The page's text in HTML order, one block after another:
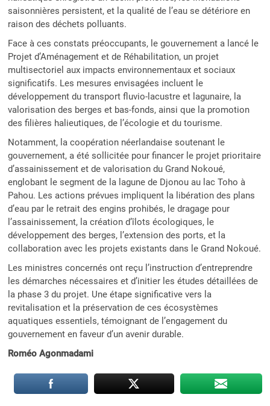
saisonnières persistent, et la qualité de l’eau se détériore en
raison des déchets polluants.
Face à ces constats préoccupants, le gouvernement a lancé le
Projet d’Aménagement et de Réhabilitation, un projet
multisectoriel aux impacts environnementaux et sociaux
significatifs. Les mesures envisagées incluent le
développement du transport fluvio-lacustre et lagunaire, la
valorisation des berges et bas-fonds, ainsi que la promotion
des filières halieutiques, de l’écologie et du tourisme.
Notamment, la coopération néerlandaise soutenant le
gouvernement, a été sollicitée pour financer le projet prioritaire
d’assainissement et de valorisation du Grand Nokoué,
englobant le segment de la lagune de Djonou au lac Toho à
Pahou. Les actions prévues impliquent la libération des plans
d’eau par le retrait des engins prohibés, le dragage pour
l’assainissement, la création d’îlots écologiques, le
développement des berges, l’extension des ports, et la
collaboration avec les projets existants dans le Grand Nokoué.
Les ministres concernés ont reçu l’instruction d’entreprendre
les démarches nécessaires et d’initier les études détaillées de
la phase 3 du projet. Une étape significative vers la
revitalisation et la préservation de ces écosystèmes
aquatiques essentiels, témoignant de l’engagement du
gouvernement en faveur d’un avenir durable.
Roméo Agonmadami